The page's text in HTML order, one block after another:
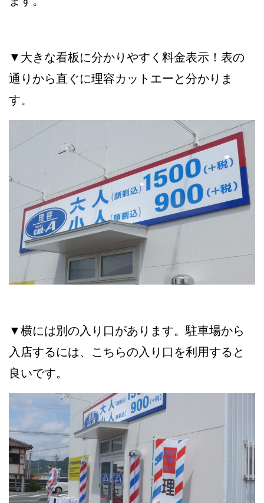
▼大きな看板に分かりやすく料金表示！表の
通りから直ぐに理容カットエーと分かりま
す。
▼横には別の入り口があります。駐車場から
入店するには、こちらの入り口を利用すると
良いです。